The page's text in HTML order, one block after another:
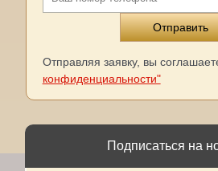
Отправляя заявку, вы
конфиденциальности"
Подписаться на